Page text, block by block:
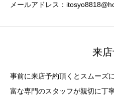
メールアドレス：
来
事前に来店予約頂くとスムーズ
富な専門のスタッフが親切に丁